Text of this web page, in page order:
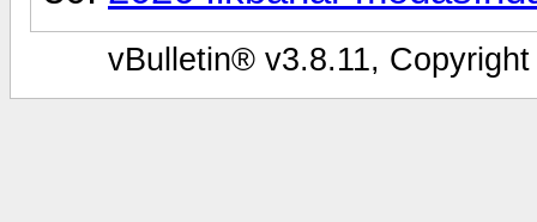
vBulletin® v3.8.11,